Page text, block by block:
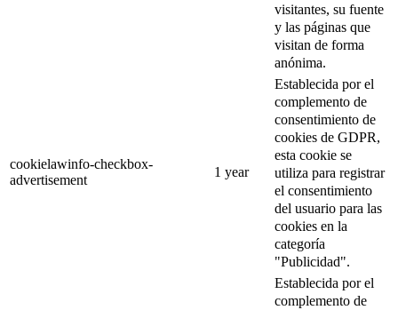
visitantes, su fuente
y las páginas que
visitan de forma
anónima.
cookielawinfo-checkbox-
advertisement
1 year
Establecida por el
complemento de
consentimiento de
cookies de GDPR,
esta cookie se
utiliza para registrar
el consentimiento
del usuario para las
cookies en la
categoría
"Publicidad".
Establecida por el
complemento de